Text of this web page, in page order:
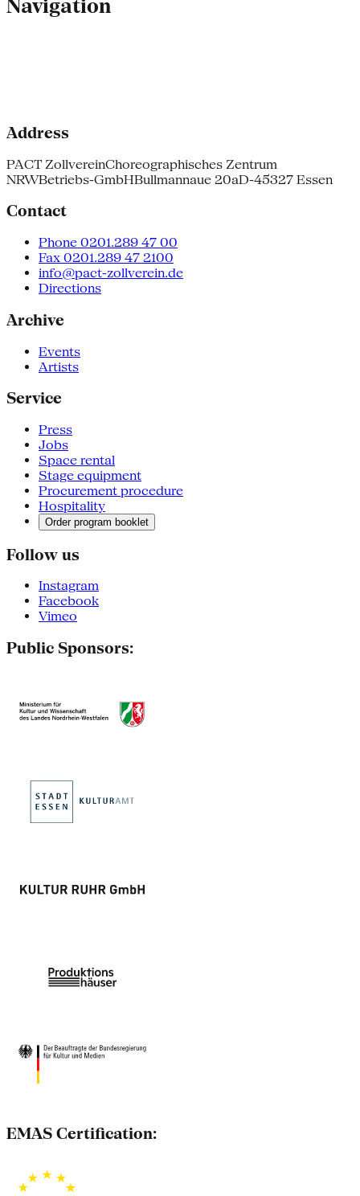
Navigation
Address
PACT ZollvereinChoreographisches Zentrum
NRWBetriebs-GmbHBullmannaue 20aD-45327 Essen
Contact
Phone 0201.289 47 00
Fax 0201.289 47 2100
info@pact-zollverein.de
Directions
Archive
Events
Artists
Service
Press
Jobs
Space rental
Stage equipment
Procurement procedure
Hospitality
Order program booklet
Follow us
Instagram
Facebook
Vimeo
Public Sponsors:
EMAS Certification: